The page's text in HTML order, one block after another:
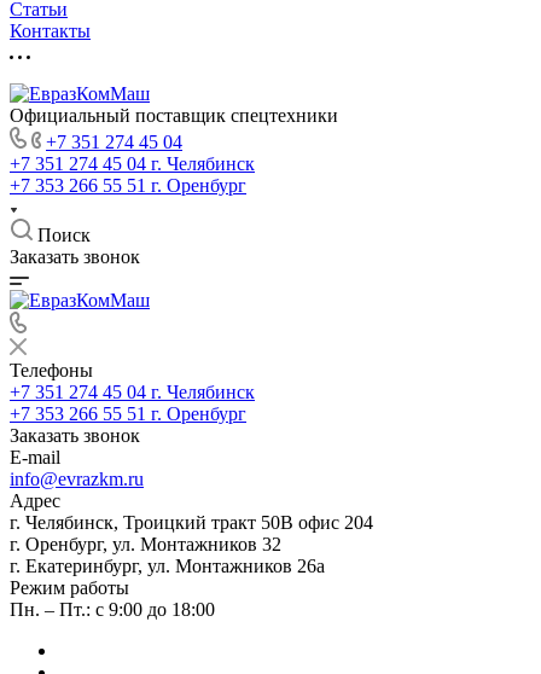
Статьи
Контакты
Официальный поставщик спецтехники
+7 351 274 45 04
+7 351 274 45 04 г. Челябинск
+7 353 266 55 51 г. Оренбург
Поиск
Заказать звонок
Телефоны
+7 351 274 45 04 г. Челябинск
+7 353 266 55 51 г. Оренбург
Заказать звонок
E-mail
info@evrazkm.ru
Адрес
г. Челябинск, Троицкий тракт 50В офис 204
г. Оренбург, ул. Монтажников 32
г. Екатеринбург, ул. Монтажников 26а
Режим работы
Пн. – Пт.: с 9:00 до 18:00